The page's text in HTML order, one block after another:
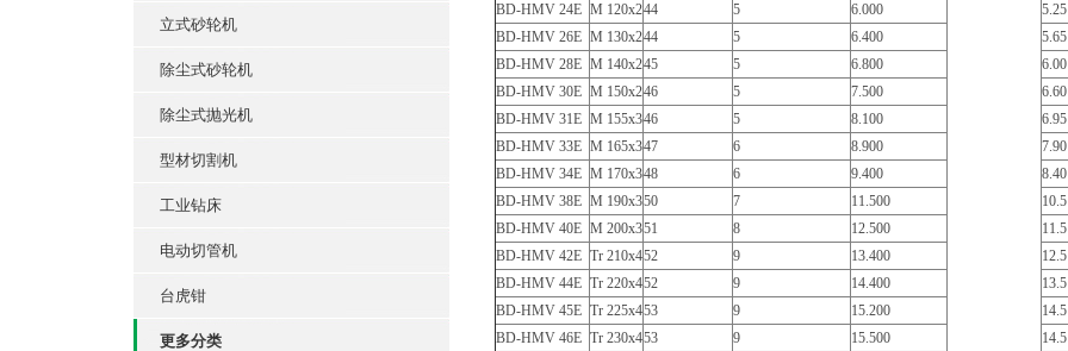
立式砂轮机
除尘式砂轮机
除尘式抛光机
型材切割机
工业钻床
电动切管机
台虎钳
更多分类
BD-HMV 24E M 120x244 5 6.000
5.25
BD-HMV 26E M 130x244 5 6.400
5.65
BD-HMV 28E M 140x245 5 6.800
6.00
BD-HMV 30E M 150x246 5 7.500
6.60
BD-HMV 31E M 155x346 5 8.100
6.95
BD-HMV 33E M 165x347 6 8.900
7.90
BD-HMV 34E M 170x348 6 9.400
8.40
BD-HMV 38E M 190x350 7 11.500
10.5
BD-HMV 40E M 200x351 8 12.500
11.5
BD-HMV 42E Tr 210x452 9 13.400
12.5
BD-HMV 44E Tr 220x452 9 14.400
13.5
BD-HMV 45E Tr 225x453 9 15.200
14.5
BD-HMV 46E Tr 230x453 9 15.500
14.5